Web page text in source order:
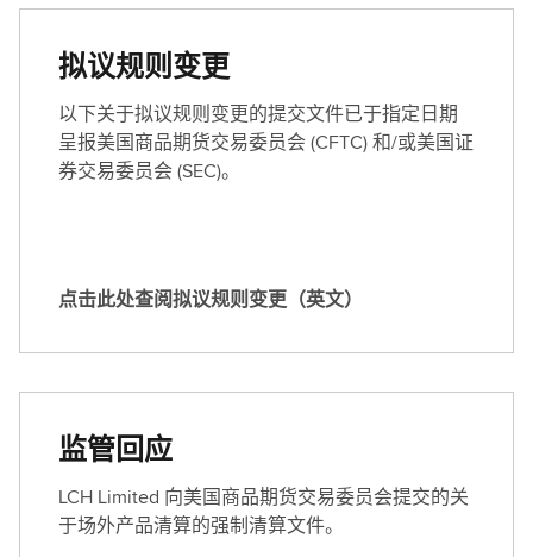
A
规
则
手
册
（
英
拟议规则变更
以下关于拟议规则变更的提交文件已于指定日期
呈报美国商品期货交易委员会 (CFTC) 和/或美国证
券交易委员会 (SEC)。
点
处
查
阅
拟
议
规
点击此处查阅拟议规则变更（英文）
监管回应
LCH Limited 向美国商品期货交易委员会提交的关
于场外产品清算的强制清算文件。